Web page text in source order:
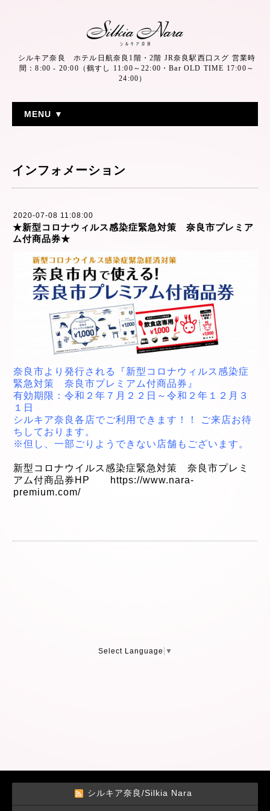
シルキア奈良 ホテル日航奈良1階・2階 JR奈良駅西口スグ 営業時
間：8:00 - 20:00（鶴すし 11:00～22:00・Bar OLD TIME 17:00～
24:00）
MENU ▼
インフォメーション
2020-07-08 11:08:00
★新型コロナウィルス感染症緊急対策 奈良市プレミア
ム付商品券★
奈良市より発行される『新型コロナウィルス感染症
緊急対策 奈良市プレミアム付商品券』
有効期限：令和２年７月２２日～令和２年１２月３
１日
シルキア奈良各店でご利用できます！！ ご来店お待
ちしております。
※但し、一部ごりようできない店舗もございます。
新型コロナウイルス感染症緊急対策 奈良市プレミ
アム付商品券HP
https://www.nara-
premium.com/
Select Language ▼
シルキア奈良/Silkia Nara